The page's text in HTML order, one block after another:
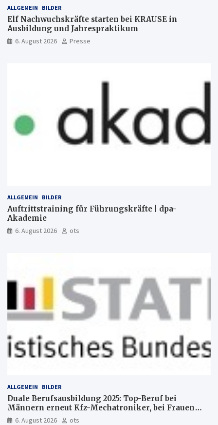
ALLGEMEIN BILDER
Elf Nachwuchskräfte starten bei KRAUSE in
Ausbildung und Jahrespraktikum
6. August 2026 Presse
ALLGEMEIN BILDER
Auftrittstraining für Führungskräfte | dpa-
Akademie
6. August 2026 ots
ALLGEMEIN BILDER
Duale Berufsausbildung 2025: Top-Beruf bei
Männern erneut Kfz-Mechatroniker, bei Frauen
medizinische Fachangestellte
6. August 2026 ots